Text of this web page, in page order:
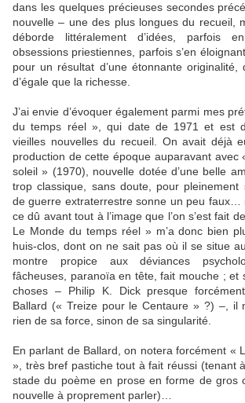
dans les quelques précieuses secondes
nouvelle – une des plus longues du recueil,
déborde littéralement d’idées, parfois
obsessions priestiennes, parfois s’en
pour un résultat d’une étonnante originalité,
d’égale que la richesse.
J’ai envie d’évoquer également parmi mes
du temps réel », qui date de 1971 et est
vieilles nouvelles du recueil. On avait déjà
production de cette époque auparavant avec
soleil » (1970), nouvelle dotée d’une belle
trop classique, sans doute, pour pleinement
de guerre extraterrestre sonne un peu faux…
ce dû avant tout à l’image que l’on s’est fait
Le Monde du temps réel » m’a donc bien
huis-clos, dont on ne sait pas où il se situe
montre propice aux déviances
fâcheuses, paranoïa en tête, fait mouche ; et
choses – Philip K. Dick presque
Ballard (« Treize pour le Centaure » ?) –, il
rien de sa force, sinon de sa singularité.
En parlant de Ballard, on notera forcément «
», très bref pastiche tout à fait réussi (tenant
stade du poème en prose en forme de gros
nouvelle à proprement parler)…